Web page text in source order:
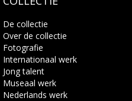
Lees meer
De collectie
Over de collectie
Fotografie
Internationaal werk
Jong talent
Museaal werk
Nederlands werk